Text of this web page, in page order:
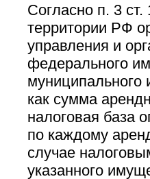
Согласно п. 3
территории РФ
управления и
федерального
муниципального
как сумма
налоговая база
по каждому
случае
указанного